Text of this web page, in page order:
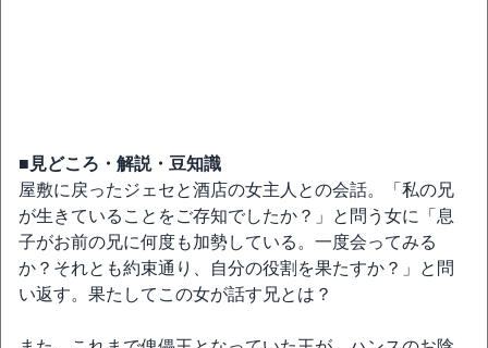
■見どころ・解説・豆知識
屋敷に戻ったジェセと酒店の女主人との会話。「私の兄
が生きていることをご存知でしたか？」と問う女に「息
子がお前の兄に何度も加勢している。一度会ってみる
か？それとも約束通り、自分の役割を果たすか？」と問
い返す。果たしてこの女が話す兄とは？